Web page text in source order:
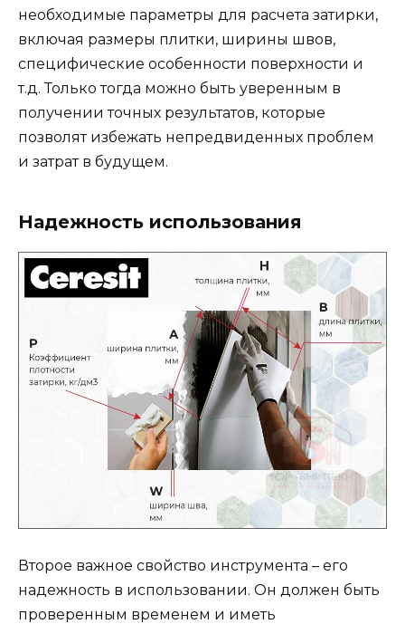
необходимые параметры для расчета затирки,
включая размеры плитки, ширины швов,
специфические особенности поверхности и
т.д. Только тогда можно быть уверенным в
получении точных результатов, которые
позволят избежать непредвиденных проблем
и затрат в будущем.
Надежность использования
Второе важное свойство инструмента – его
надежность в использовании. Он должен быть
проверенным временем и иметь